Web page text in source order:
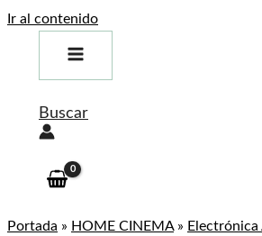
Ir al contenido
Buscar
Portada » HOME CINEMA»